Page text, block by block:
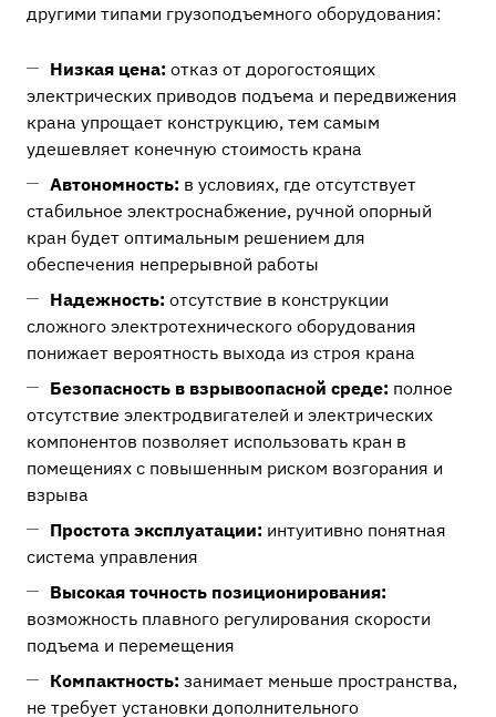
другими типами грузоподъемного оборудования:
Низкая цена: отказ от дорогостоящих
электрических приводов подъема и передвижения
крана упрощает конструкцию, тем самым
удешевляет конечную стоимость крана
Автономность: в условиях, где отсутствует
стабильное электроснабжение, ручной опорный
кран будет оптимальным решением для
обеспечения непрерывной работы
Надежность: отсутствие в конструкции
сложного электротехнического оборудования
понижает вероятность выхода из строя крана
Безопасность в взрывоопасной среде: полное
отсутствие электродвигателей и электрических
компонентов позволяет использовать кран в
помещениях с повышенным риском возгорания и
взрыва
Простота эксплуатации: интуитивно понятная
система управления
Высокая точность позиционирования:
возможность плавного регулирования скорости
подъема и перемещения
Компактность: занимает меньше пространства,
не требует установки дополнительного